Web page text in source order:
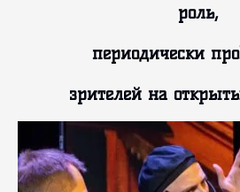
роль,
периодически
зрителей на